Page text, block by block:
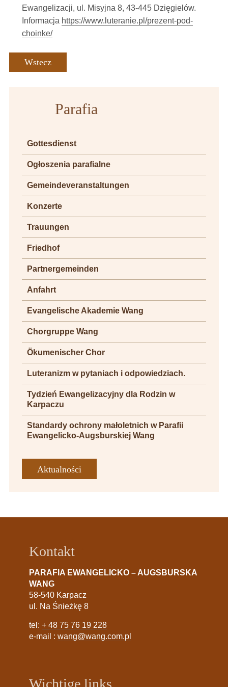
Ewangelizacji, ul. Misyjna 8, 43-445 Dzięgielów.
Informacja https://www.luteranie.pl/prezent-pod-
choinke/
Wstecz
Parafia
Gottesdienst
Ogłoszenia parafialne
Gemeindeveranstaltungen
Konzerte
Trauungen
Friedhof
Partnergemeinden
Anfahrt
Evangelische Akademie Wang
Chorgruppe Wang
Ökumenischer Chor
Luteranizm w pytaniach i odpowiedziach.
Tydzień Ewangelizacyjny dla Rodzin w
Karpaczu
Standardy ochrony małoletnich w Parafii
Ewangelicko-Augsburskiej Wang
Aktualności
Kontakt
PARAFIA EWANGELICKO – AUGSBURSKA
WANG
58-540 Karpacz
ul. Na Śnieżkę 8
tel: + 48 75 76 19 228
e-mail : wang@wang.com.pl
Wichtige links